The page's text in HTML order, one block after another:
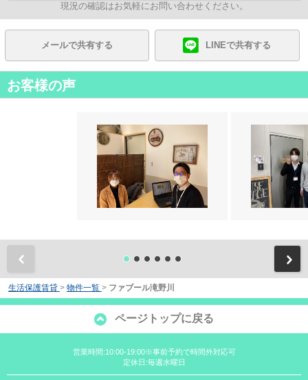
現況の確認はお気軽にお問い合わせください。
メールで共有する LINEで共有する
お客様の声
生活保護賃貸 > 物件一覧 > ファブール滝野川
ページトップに戻る
営業時間:10:00-19:00※事前予約で時間外対応可
定休日:毎週水曜日